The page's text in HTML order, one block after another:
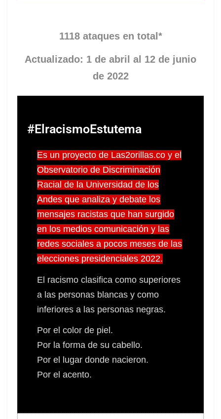
1118 ataques en total*
Actualizado: 1 de abril al 12 de junio
de 2022
#ElracismoEstutema
Es un proyecto de Las2orillas.co y el
Observatorio de Discriminación
Racial de la Universidad de los
Andes que analiza y debate los
mensajes racistas que han surgido
en los medios comunicación y las
redes sociales a pocos meses de las
elecciones presidenciales 2022.
El racismo clasifica como superiores
a las personas blancas y como
inferiores a las personas negras.
Por el color de piel.
Por la forma de su cabello.
Por el lugar donde nacieron.
Por el acento.